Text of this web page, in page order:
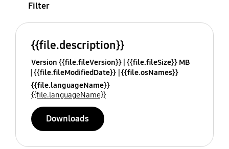
Filter
{{file.description}}
Version {{file.fileVersion}} {{file.fileSize}} MB
{{file.fileModifiedDate}} {{file.osNames}}
{{file.languageName}}
{{file.languageName}}
Downloads